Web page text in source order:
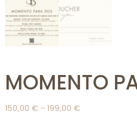
MOMENTO
150,00 € - 199,00 €